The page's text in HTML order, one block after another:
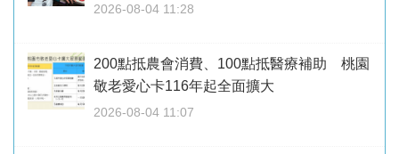
2026-08-04 11:28
200點抵農會消費、100點抵醫療補助 桃園
敬老愛心卡116年起全面擴大
2026-08-04 11:07